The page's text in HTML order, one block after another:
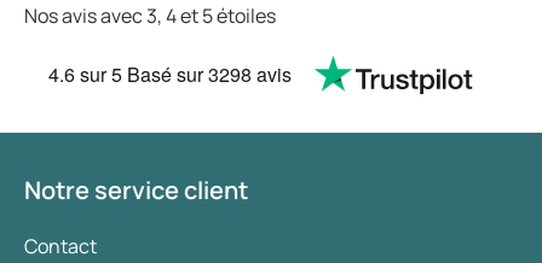
Nos avis avec 3, 4 et 5 étoiles
4.6sur 5 Basé sur3298 avis
Notre service client
Contact